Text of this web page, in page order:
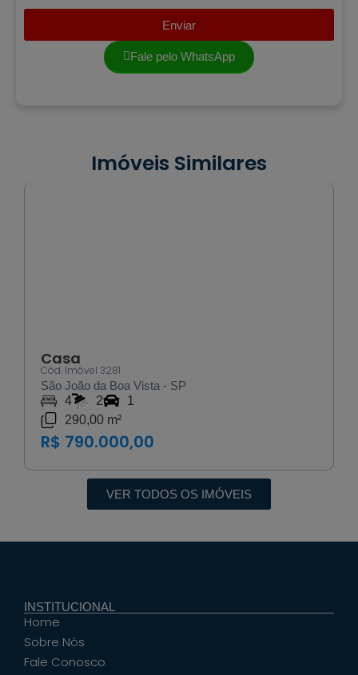
Enviar
Fale pelo WhatsApp
Imóveis Similares
Casa
Cód. Imóvel 3281
São João da Boa Vista - SP
4
2
1
290,00 m²
R$ 790.000,00
VER TODOS OS IMÓVEIS
INSTITUCIONAL
Home
Sobre Nós
Fale Conosco